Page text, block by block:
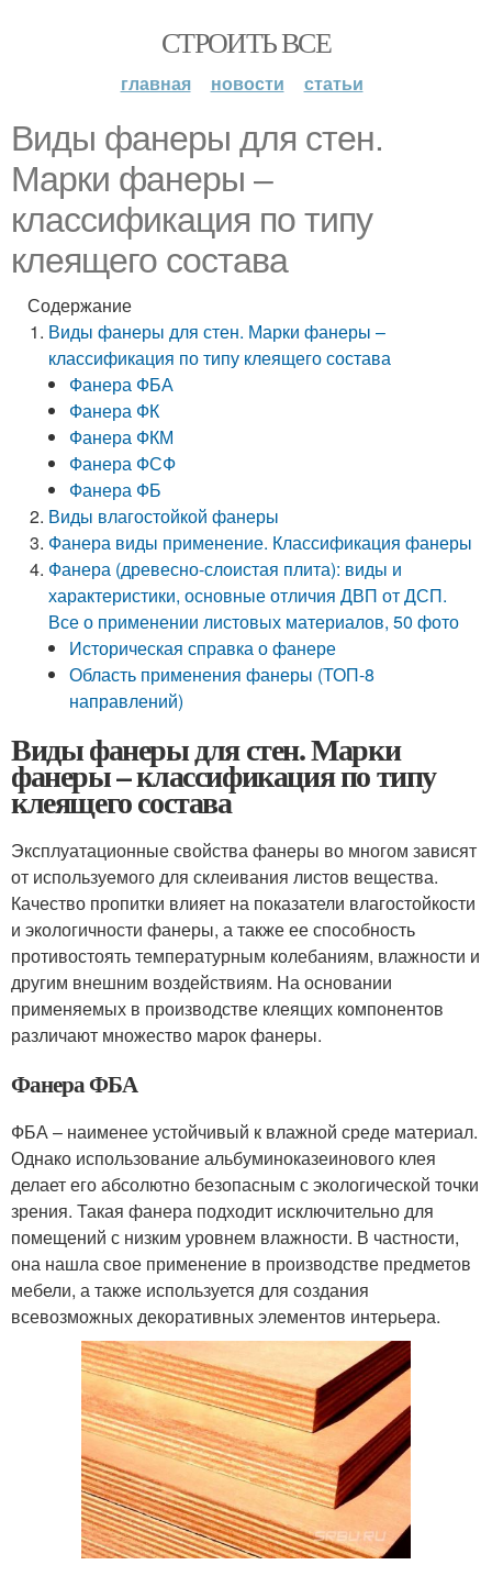
СТРОИТЬ ВСЕ
главная новости статьи
Виды фанеры для стен.
Марки фанеры –
классификация по типу
клеящего состава
Содержание
Виды фанеры для стен. Марки фанеры –
классификация по типу клеящего состава
Фанера ФБА
Фанера ФК
Фанера ФКМ
Фанера ФСФ
Фанера ФБ
Виды влагостойкой фанеры
Фанера виды применение. Классификация фанеры
Фанера (древесно-слоистая плита): виды и
характеристики, основные отличия ДВП от ДСП.
Все о применении листовых материалов, 50 фото
Историческая справка о фанере
Область применения фанеры (ТОП-8
направлений)
Виды фанеры для стен. Марки
фанеры – классификация по типу
клеящего состава
Эксплуатационные свойства фанеры во многом зависят
от используемого для склеивания листов вещества.
Качество пропитки влияет на показатели влагостойкости
и экологичности фанеры, а также ее способность
противостоять температурным колебаниям, влажности и
другим внешним воздействиям. На основании
применяемых в производстве клеящих компонентов
различают множество марок фанеры.
Фанера ФБА
ФБА – наименее устойчивый к влажной среде материал.
Однако использование альбуминоказеинового клея
делает его абсолютно безопасным с экологической точки
зрения. Такая фанера подходит исключительно для
помещений с низким уровнем влажности. В частности,
она нашла свое применение в производстве предметов
мебели, а также используется для создания
всевозможных декоративных элементов интерьера.